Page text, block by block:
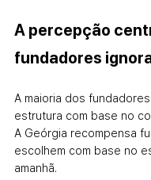
A percepção
fundadores
A maioria dos
estrutura com base no
A Geórgia recompensa
escolhem com base no
amanhã.